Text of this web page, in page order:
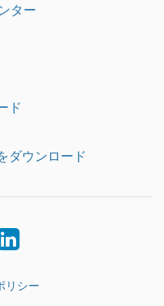
ター
ド
ダウンロード
LinkedIn
リシー